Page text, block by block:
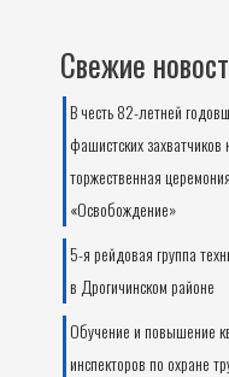
Свежие
В честь 82-летней
фашистских
торжественная
«Освобождение»
5-я рейдовая группа
в Дрогичинском районе
Обучение и повышение
инспекторов по охране